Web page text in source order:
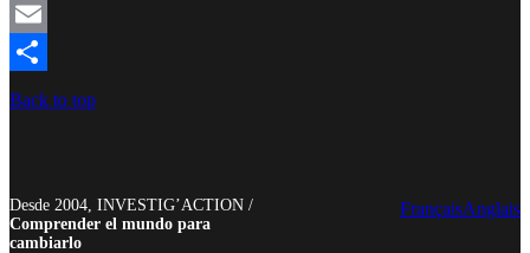
Mastodon
Email
Compartir
Back to top
Desde 2004, INVESTIG’ACTION /
Comprender el mundo para
cambiarlo
FrançaisAnglais